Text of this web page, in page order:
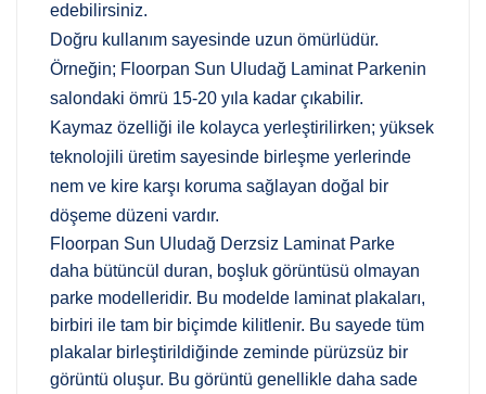
edebilirsiniz.
Doğru kullanım sayesinde uzun ömürlüdür.
Örneğin; Floorpan Sun Uludağ Laminat Parkenin
salondaki ömrü 15-20 yıla kadar çıkabilir.
Kaymaz özelliği ile kolayca yerleştirilirken; yüksek
teknolojili üretim sayesinde birleşme yerlerinde
nem ve kire karşı koruma sağlayan doğal bir
döşeme düzeni vardır.
Floorpan Sun Uludağ Derzsiz Laminat Parke
daha bütüncül duran, boşluk görüntüsü olmayan
parke modelleridir. Bu modelde laminat plakaları,
birbiri ile tam bir biçimde kilitlenir. Bu sayede tüm
plakalar birleştirildiğinde zeminde pürüzsüz bir
görüntü oluşur. Bu görüntü genellikle daha sade